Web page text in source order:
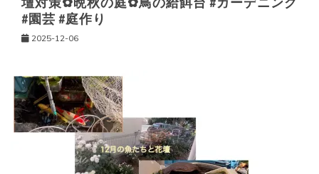
#園芸 #庭作り
2025-12-06